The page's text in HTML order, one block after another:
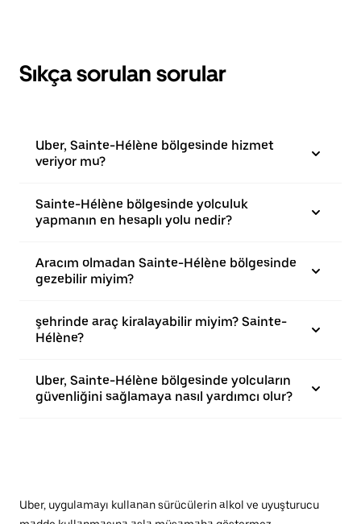
Sıkça sorulan sorular
Uber, Sainte-Hélène bölgesinde hizmet
veriyor mu?
Sainte-Hélène bölgesinde yolculuk
yapmanın en hesaplı yolu nedir?
Aracım olmadan Sainte-Hélène bölgesinde
gezebilir miyim?
şehrinde araç kiralayabilir miyim? Sainte-
Hélène?
Uber, Sainte-Hélène bölgesinde yolcuların
güvenliğini sağlamaya nasıl yardımcı olur?
Uber, uygulamayı kullanan sürücülerin alkol ve uyuşturucu